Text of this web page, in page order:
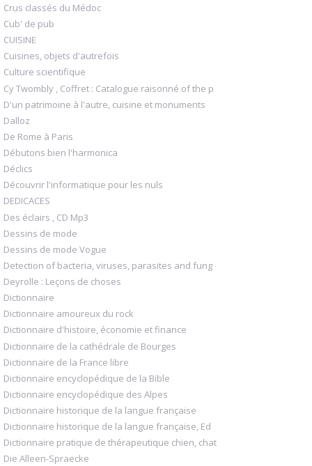
Crus classés du Médoc
Cub' de pub
CUISINE
Cuisines, objets d'autrefois
Culture scientifique
Cy Twombly , Coffret : Catalogue raisonné of the p
D'un patrimoine à l'autre, cuisine et monuments
Dalloz
De Rome à Paris
Débutons bien l'harmonica
Déclics
Découvrir l'informatique pour les nuls
DEDICACES
Des éclairs , CD Mp3
Dessins de mode
Dessins de mode Vogue
Detection of bacteria, viruses, parasites and fung
Deyrolle : Leçons de choses
Dictionnaire
Dictionnaire amoureux du rock
Dictionnaire d'histoire, économie et finance
Dictionnaire de la cathédrale de Bourges
Dictionnaire de la France libre
Dictionnaire encyclopédique de la Bible
Dictionnaire encyclopédique des Alpes
Dictionnaire historique de la langue française
Dictionnaire historique de la langue française, Ed
Dictionnaire pratique de thérapeutique chien, chat
Die Alleen-Spraecke